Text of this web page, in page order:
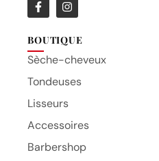
BOUTIQUE
Sèche-cheveux
Tondeuses
Lisseurs
Accessoires
Barbershop